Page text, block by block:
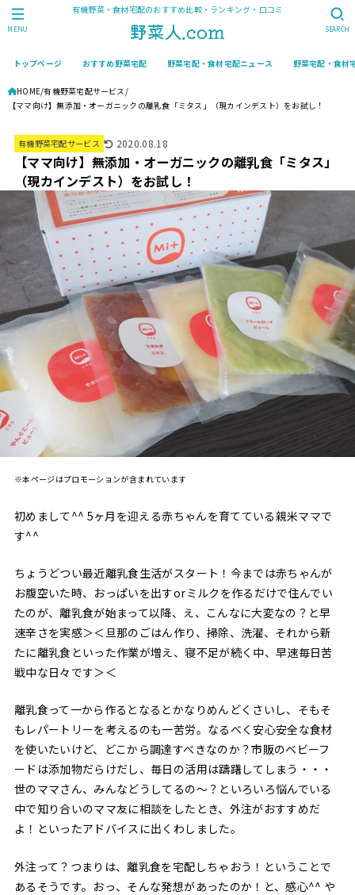
有機野菜・食材宅配のおすすめ比較・ランキング・口コミ
トップページ おすすめ野菜宅配 野菜宅配・食材宅配ニュース 野菜宅配・食材
SEARCH
MENU
HOME 有機野菜宅配サービス
【ママ向け】無添加・オーガニックの離乳食「ミタス」（現カインデスト）をお試し！
有機野菜宅配サービス 2020.08.18
【ママ向け】無添加・オーガニックの離乳食「ミタス」
（現カインデスト）をお試し！
※本ページはプロモーションが含まれています
初めまして^^ 5ヶ月を迎える赤ちゃんを育てている親米ママで
す^^
ちょうどつい最近離乳食生活がスタート！今までは赤ちゃんが
お腹空いた時、おっぱいを出すorミルクを作るだけで住んでい
たのが、離乳食が始まって以降、え、こんなに大変なの？と早
速辛さを実感＞＜旦那のごはん作り、掃除、洗濯、それから新
たに離乳食といった作業が増え、寝不足が続く中、早速毎日苦
戦中な日々です＞＜
離乳食って一から作るとなるとかなりめんどくさいし、そもそ
もレパートリーを考えるのも一苦労。なるべく安心安全な食材
を使いたいけど、どこから調達すべきなのか？市販のベビーフ
ードは添加物だらけだし、毎日の活用は躊躇してしまう・・・
世のママさん、みんなどうしてるの〜？といろいろ悩んでいる
中で知り合いのママ友に相談をしたとき、外注がおすすめだ
よ！といったアドバイスに出くわしました。
外注って？つまりは、離乳食を宅配しちゃおう！ということで
あるそうです。おっ、そんな発想があったのか！と、感心^^ や